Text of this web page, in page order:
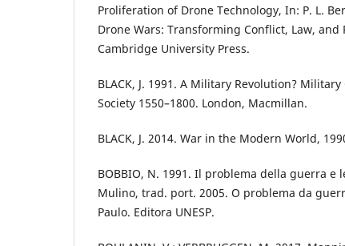
Proliferation of Drone Technology, In: P. L.
Drone Wars: Transforming Conflict, Law, and
Cambridge University Press.
BLACK, J. 1991. A Military Revolution?
Society 1550–1800. London, Macmillan.
BLACK, J. 2014. War in the Modern World,
BOBBIO, N. 1991. Il problema della guerra e
Mulino, trad. port. 2005. O problema da
Paulo. Editora UNESP.